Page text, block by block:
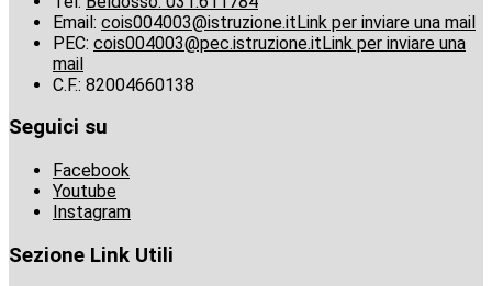
Email: cois004003@istruzione.itLink per inviare una mail
PEC: cois004003@pec.istruzione.itLink per inviare una
mail
C.F.: 82004660138
Seguici su
Facebook
Youtube
Instagram
Sezione Link Utili